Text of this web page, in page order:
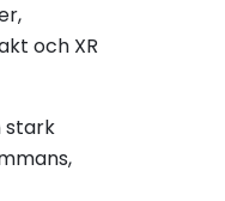
och XR
stark